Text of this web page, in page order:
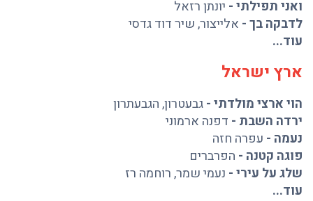
ואני תפילתי- יונתן רזאל
לדבקה בך- אלייצור,שיר דוד גדסי
עוד...
ארץ ישראל
הוי ארצי מולדתי-גבעטרון,הגבעתרון
ירדה השבת - דפנה ארמוני
נעמה - עפרה חזה
פוגה קטנה - הפרברים
שלג על עירי- נעמי שמר,רוחמה רז
עוד...